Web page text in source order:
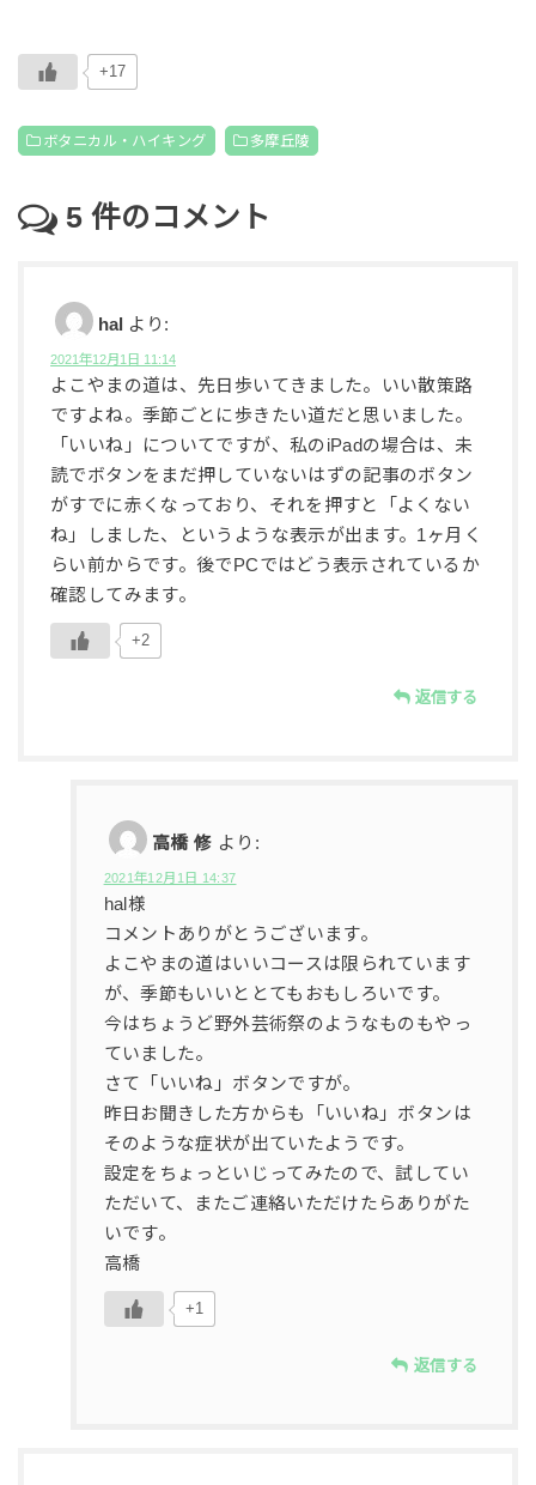
+17
ボタニカル・ハイキング 多摩丘陵
5件のコメント
hal より:
2021年12月1日 11:14
よこやまの道は、先日歩いてきました。いい散策路
ですよね。季節ごとに歩きたい道だと思いました。
「いいね」についてですが、私のiPadの場合は、未
読でボタンをまだ押していないはずの記事のボタン
がすでに赤くなっており、それを押すと「よくない
ね」しました、というような表示が出ます。1ヶ月く
らい前からです。後でPCではどう表示されているか
確認してみます。
+2
返信する
高橋 修 より:
2021年12月1日 14:37
hal様
コメントありがとうございます。
よこやまの道はいいコースは限られています
が、季節もいいととてもおもしろいです。
今はちょうど野外芸術祭のようなものもやっ
ていました。
さて「いいね」ボタンですが。
昨日お聞きした方からも「いいね」ボタンは
そのような症状が出ていたようです。
設定をちょっといじってみたので、試してい
ただいて、またご連絡いただけたらありがた
いです。
高橋
+1
返信する